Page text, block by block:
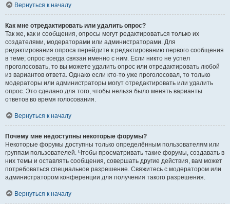
Вернуться к началу
Как мне отредактировать или удалить опрос?
Так же, как и сообщения, опросы могут редактироваться только их
создателями, модераторами или администраторами. Для
редактирования опроса перейдите к редактированию первого сообщения
в теме; опрос всегда связан именно с ним. Если никто не успел
проголосовать, то вы можете удалить опрос или отредактировать любой
из вариантов ответа. Однако если кто-то уже проголосовал, то только
модераторы или администраторы могут отредактировать или удалить
опрос. Это сделано для того, чтобы нельзя было менять варианты
ответов во время голосования.
Вернуться к началу
Почему мне недоступны некоторые форумы?
Некоторые форумы доступны только определённым пользователям или
группам пользователей. Чтобы просматривать такие форумы, создавать в
них темы и оставлять сообщения, совершать другие действия, вам может
потребоваться специальное разрешение. Свяжитесь с модератором или
администратором конференции для получения такого разрешения.
Вернуться к началу